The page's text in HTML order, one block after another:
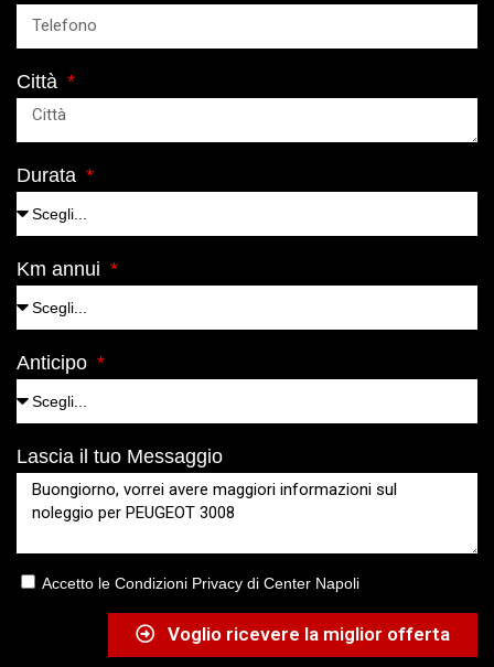
Città
Durata
Km annui
Anticipo
Lascia il tuo Messaggio
Accetto le Condizioni Privacy di Center Napoli
Voglio ricevere la miglior offerta